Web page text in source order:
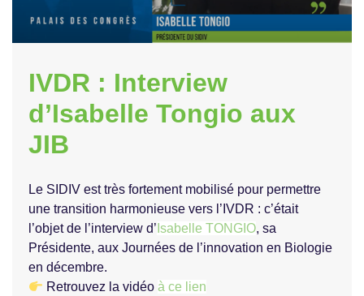
IVDR : Interview
d’Isabelle Tongio aux
JIB
Le SIDIV est très fortement mobilisé pour permettre
une transition harmonieuse vers l’IVDR : c’était
l’objet de l’interview d’ Isabelle TONGIO, sa
Présidente, aux Journées de l’innovation en Biologie
en décembre.
Retrouvez la vidéoà ce lien